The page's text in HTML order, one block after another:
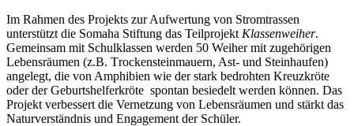
Im Rahmen des Projekts zur Aufwertung von Stromtrassen
unterstützt die Somaha Stiftung das Teilprojekt Klassenweiher.
Gemeinsam mit Schulklassen werden 50 Weiher mit zugehörigen
Lebensräumen (z.B. Trockensteinmauern, Ast- und Steinhaufen)
angelegt, die von Amphibien wie der stark bedrohten Kreuzkröte
oder der Geburtshelferkröte spontan besiedelt werden können. Das
Projekt verbessert die Vernetzung von Lebensräumen und stärkt das
Naturverständnis und Engagement der Schüler.